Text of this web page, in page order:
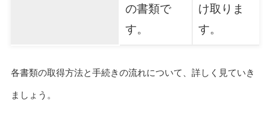
の書類で
す。
け取りま
す。
各書類の取得方法と手続きの流れについて、詳しく見ていき
ましょう。